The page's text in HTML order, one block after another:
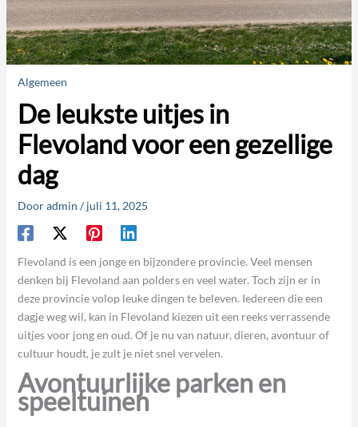
Algemeen
De leukste uitjes in
Flevoland voor een gezellige
dag
Dooradmin /juli 11, 2025
Flevoland is een jonge en bijzondere provincie. Veel mensen
denken bij Flevoland aan polders en veel water. Toch zijn er in
deze provincie volop leuke dingen te beleven. Iedereen die een
dagje weg wil, kan in Flevoland kiezen uit een reeks verrassende
uitjes voor jong en oud. Of je nu van natuur, dieren, avontuur of
cultuur houdt, je zult je niet snel vervelen.
Avontuurlijke parken en
speeltuinen